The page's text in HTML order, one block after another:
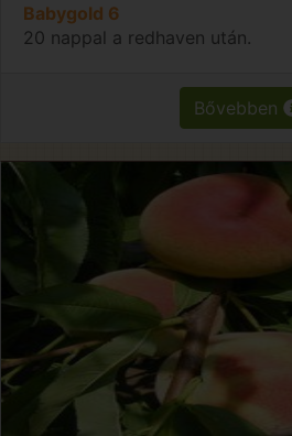
Babygold 6
20 nappal a redhaven után.
Bővebben